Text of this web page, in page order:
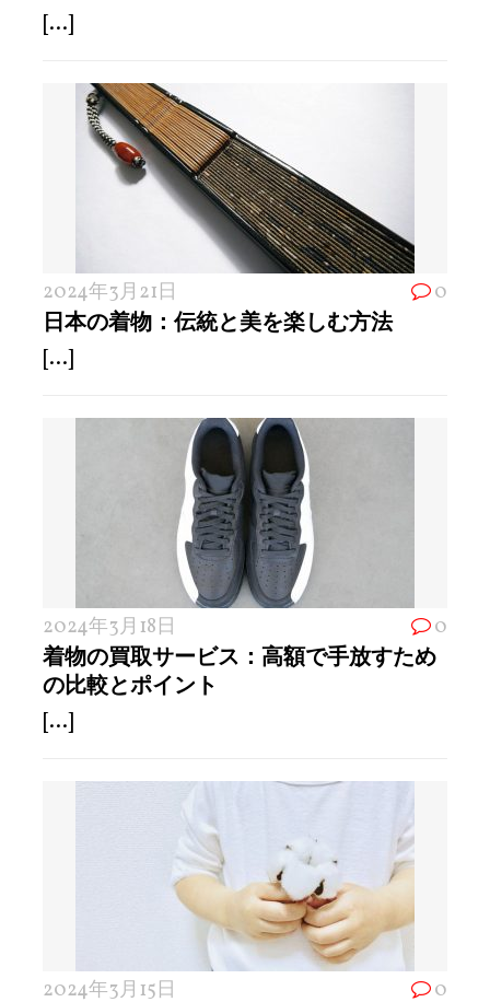
[...]
2024年3月21日 0
日本の着物：伝統と美を楽しむ方法
[...]
2024年3月18日 0
着物の買取サービス：高額で手放すため
の比較とポイント
[...]
2024年3月15日 0